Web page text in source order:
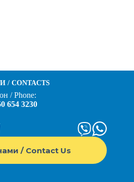
/ CONTACTS
/ Phone:
654 3230
/ Contact Us